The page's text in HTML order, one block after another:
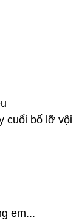
cuối bố lỡ vội
em...